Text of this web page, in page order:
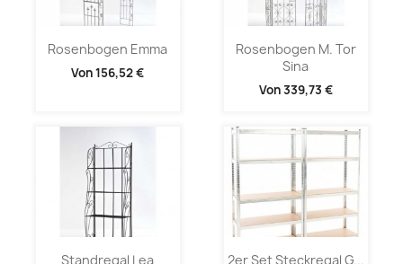
Rosenbogen Emma
Von156,52 €
Rosenbogen M. Tor
Sina
Von339,73 €
Standregal Lea 2er Set Steckregal G...